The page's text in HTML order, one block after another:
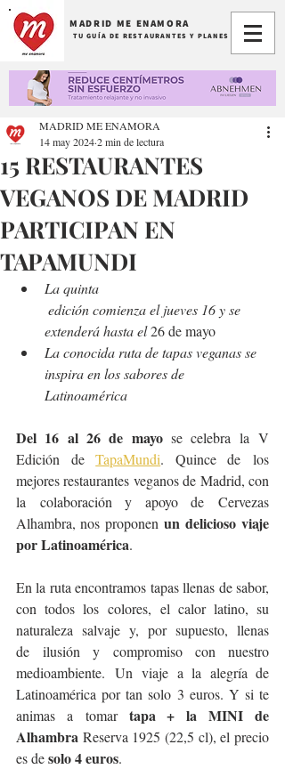
MADRID ME ENAMORA
TU GUÍA DE RESTAURANTES Y PLANES
15 RESTAURANTES
VEGANOS DE MADRID
PARTICIPAN EN
TAPAMUNDI
MADRID ME ENAMORA
14 may 20242 min de lectura
La quinta
extenderá hasta el 26 de mayo
La conocida ruta de tapas veganas se
inspira en los sabores de
Latinoamérica
Del 16 al 26 de mayo se celebra la V
Edición de TapaMundi. Quince de los
mejores restaurantes veganos de Madrid, con
la colaboración y apoyo de Cervezas
Alhambra, nos proponen un delicioso viaje
por Latinoamérica.
En la ruta encontramos tapas llenas de sabor,
con todos los colores, el calor latino, su
naturaleza salvaje y, por supuesto, llenas
de ilusión y compromiso con nuestro
medioambiente. Un viaje a la alegría de
Latinoamérica por tan solo 3 euros. Y si te
animas a tomar tapa + la MINI de
Alhambra Reserva 1925 (22,5 cl), el precio
es de solo 4 euros.